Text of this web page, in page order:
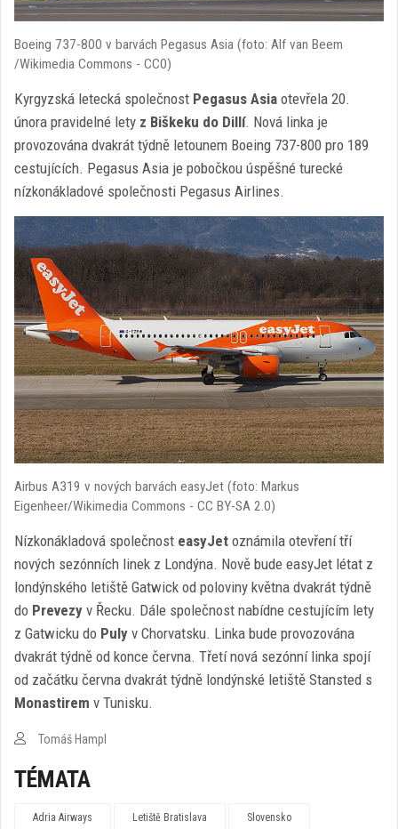
Boeing 737-800 v barvách Pegasus Asia (foto: Alf van Beem
/Wikimedia Commons - CC0)
Kyrgyzská letecká společnost Pegasus Asia otevřela 20.
února pravidelné lety z Biškeku do Dillí. Nová linka je
provozována dvakrát týdně letounem Boeing 737-800 pro 189
cestujících. Pegasus Asia je pobočkou úspěšné turecké
nízkonákladové společnosti Pegasus Airlines.
Airbus A319 v nových barvách easyJet (foto: Markus
Eigenheer/Wikimedia Commons - CC BY-SA 2.0)
Nízkonákladová společnost easyJet oznámila otevření tří
nových sezónních linek z Londýna. Nově bude easyJet létat z
londýnského letiště Gatwick od poloviny května dvakrát týdně
do Prevezy v Řecku. Dále společnost nabídne cestujícím lety
z Gatwicku do Puly v Chorvatsku. Linka bude provozována
dvakrát týdně od konce června. Třetí nová sezónní linka spojí
od začátku června dvakrát týdně londýnské letiště Stansted s
Monastirem v Tunisku.
Tomáš Hampl
TÉMATA
Adria Airways Letiště Bratislava Slovensko